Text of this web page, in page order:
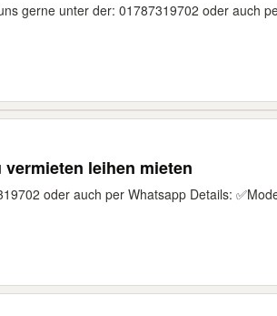
gerne unter der: 01787319702 oder auch
leihen mieten
oder auch per Whatsapp Details: